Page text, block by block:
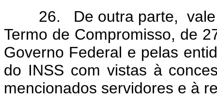
26. De outra parte, vale
Termo de Compromisso, de
Governo Federal e pelas
do INSS com vistas à
mencionados servidores e à